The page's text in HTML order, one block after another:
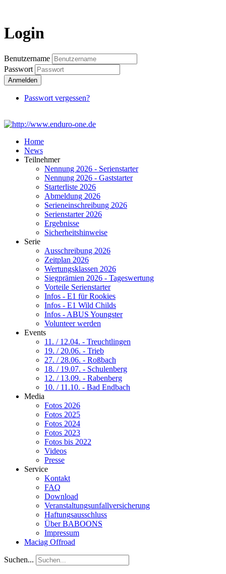
Login
Benutzername
Passwort
Anmelden
Passwort vergessen?
Home
News
Teilnehmer
Nennung 2026 - Serienstarter
Nennung 2026 - Gaststarter
Starterliste 2026
Abmeldung 2026
Serieneinschreibung 2026
Serienstarter 2026
Ergebnisse
Sicherheitshinweise
Serie
Ausschreibung 2026
Zeitplan 2026
Wertungsklassen 2026
Siegprämien 2026 - Tageswertung
Vorteile Serienstarter
Infos - E1 für Rookies
Infos - E1 Wild Childs
Infos - ABUS Youngster
Volunteer werden
Events
11. / 12.04. - Treuchtlingen
19. / 20.06. - Trieb
27. / 28.06. - Roßbach
18. / 19.07. - Schulenberg
12. / 13.09. - Rabenberg
10. / 11.10. - Bad Endbach
Media
Fotos 2026
Fotos 2025
Fotos 2024
Fotos 2023
Fotos bis 2022
Videos
Presse
Service
Kontakt
FAQ
Download
Veranstaltungsunfallversicherung
Haftungsausschluss
Über BABOONS
Impressum
Maciag Offroad
Suchen...